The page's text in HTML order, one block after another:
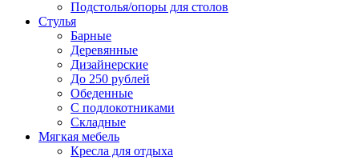
Подстолья/опоры для столов
Стулья
Барные
Деревянные
Дизайнерские
До 250 рублей
Обеденные
С подлокотниками
Складные
Мягкая мебель
Кресла для отдыха